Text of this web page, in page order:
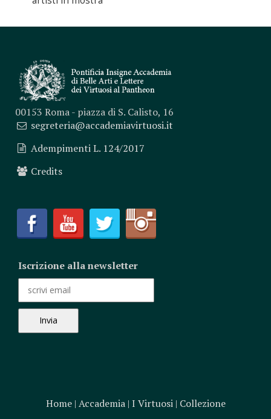
00153 Roma - piazza di S. Calisto, 16
segreteria@accademiavirtuosi.it
Adempimenti L. 124/2017
Credits
Iscrizione alla newsletter
Home| Accademia| I Virtuosi| Collezione